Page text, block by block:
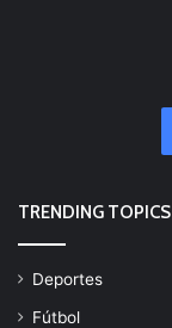
TRENDING TOPICS
Deportes
Fútbol